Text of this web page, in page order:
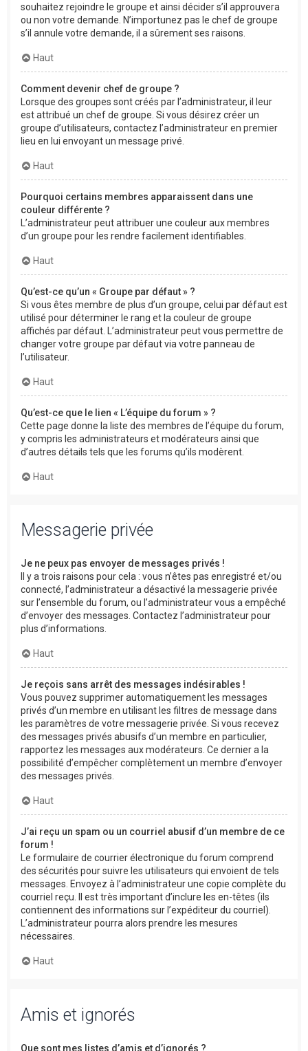
souhaitez rejoindre le groupe et ainsi décider s’il approuvera
ou non votre demande. N’importunez pas le chef de groupe
s’il annule votre demande, il a sûrement ses raisons.
Haut
Comment devenir chef de groupe ?
Lorsque des groupes sont créés par l’administrateur, il leur
est attribué un chef de groupe. Si vous désirez créer un
groupe d’utilisateurs, contactez l’administrateur en premier
lieu en lui envoyant un message privé.
Haut
Pourquoi certains membres apparaissent dans une
couleur différente ?
L’administrateur peut attribuer une couleur aux membres
d’un groupe pour les rendre facilement identifiables.
Haut
Qu’est-ce qu’un « Groupe par défaut » ?
Si vous êtes membre de plus d’un groupe, celui par défaut est
utilisé pour déterminer le rang et la couleur de groupe
affichés par défaut. L’administrateur peut vous permettre de
changer votre groupe par défaut via votre panneau de
l’utilisateur.
Haut
Qu’est-ce que le lien « L’équipe du forum » ?
Cette page donne la liste des membres de l’équipe du forum,
y compris les administrateurs et modérateurs ainsi que
d’autres détails tels que les forums qu’ils modèrent.
Haut
Messagerie privée
Je ne peux pas envoyer de messages privés !
Il y a trois raisons pour cela : vous n’êtes pas enregistré et/ou
connecté, l’administrateur a désactivé la messagerie privée
sur l’ensemble du forum, ou l’administrateur vous a empêché
d’envoyer des messages. Contactez l’administrateur pour
plus d’informations.
Haut
Je reçois sans arrêt des messages indésirables !
Vous pouvez supprimer automatiquement les messages
privés d’un membre en utilisant les filtres de message dans
les paramètres de votre messagerie privée. Si vous recevez
des messages privés abusifs d’un membre en particulier,
rapportez les messages aux modérateurs. Ce dernier a la
possibilité d’empêcher complètement un membre d’envoyer
des messages privés.
Haut
J’ai reçu un spam ou un courriel abusif d’un membre de ce
forum !
Le formulaire de courrier électronique du forum comprend
des sécurités pour suivre les utilisateurs qui envoient de tels
messages. Envoyez à l’administrateur une copie complète du
courriel reçu. Il est très important d’inclure les en-têtes (ils
contiennent des informations sur l’expéditeur du courriel).
L’administrateur pourra alors prendre les mesures
nécessaires.
Haut
Amis et ignorés
Que sont mes listes d’amis et d’ignorés ?